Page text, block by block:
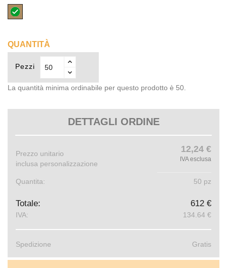
naturale
QUANTITÀ
Pezzi
La quantità minima ordinabile per questo prodotto è 50.
DETTAGLI ORDINE
Prezzo unitario
inclusa personalizzazione
12,24 €
IVA esclusa
Quantita: 50 pz
Totale: 612 €
IVA: 134.64 €
Spedizione Gratis